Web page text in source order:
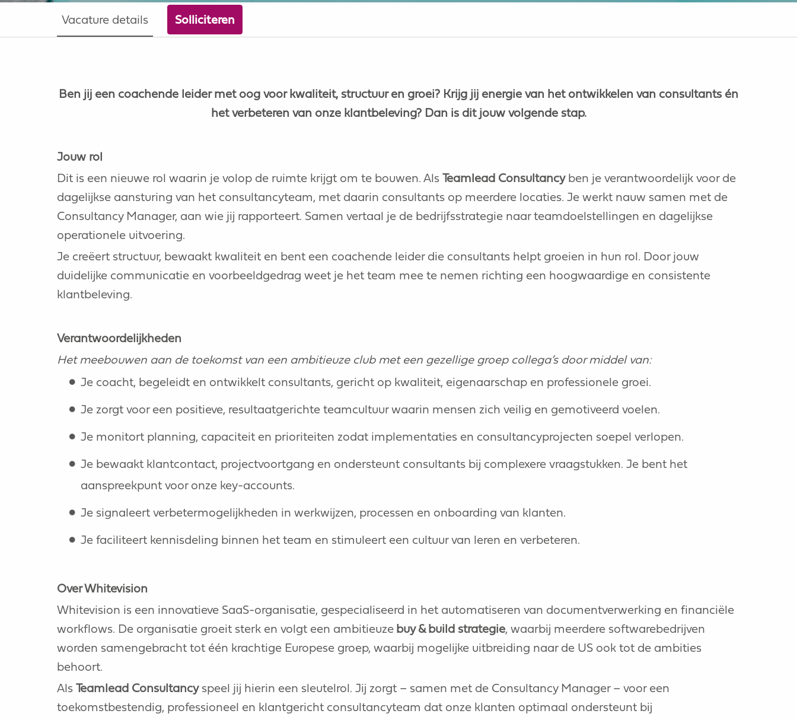
Vacature details Solliciteren
Ben jij een coachende leider met oog voor kwaliteit, structuur en groei? Krijg jij energie van het ontwikkelen van consultants én
het verbeteren van onze klantbeleving? Dan is dit jouw volgende stap.
Jouw rol
Dit is een nieuwe rol waarin je volop de ruimte krijgt om te bouwen. Als Teamlead Consultancyben je verantwoordelijk voor de
dagelijkse aansturing van het consultancyteam, met daarin consultants op meerdere locaties. Je werkt nauw samen met de
Consultancy Manager, aan wie jij rapporteert. Samen vertaal je de bedrijfsstrategie naar teamdoelstellingen en dagelijkse
operationele uitvoering.
Je creëert structuur, bewaakt kwaliteit en bent een coachende leider die consultants helpt groeien in hun rol. Door jouw
duidelijke communicatie en voorbeeldgedrag weet je het team mee te nemen richting een hoogwaardige en consistente
klantbeleving.
Verantwoordelijkheden
Het meebouwen aan de toekomst van een ambitieuze club met een gezellige groep collega’s door middel van:
Je coacht, begeleidt en ontwikkelt consultants, gericht op kwaliteit, eigenaarschap en professionele groei.
Je zorgt voor een positieve, resultaatgerichte teamcultuur waarin mensen zich veilig en gemotiveerd voelen.
Je monitort planning, capaciteit en prioriteiten zodat implementaties en consultancyprojecten soepel verlopen.
Je bewaakt klantcontact, projectvoortgang en ondersteunt consultants bij complexere vraagstukken. Je bent het
aanspreekpunt voor onze key-accounts.
Je signaleert verbetermogelijkheden in werkwijzen, processen en onboarding van klanten.
Je faciliteert kennisdeling binnen het team en stimuleert een cultuur van leren en verbeteren.
Over Whitevision
Whitevision is een innovatieve SaaS-organisatie, gespecialiseerd in het automatiseren van documentverwerking en financiële
workflows. De organisatie groeit sterk en volgt een ambitieuze buy & build strategie, waarbij meerdere softwarebedrijven
worden samengebracht tot één krachtige Europese groep, waarbij mogelijke uitbreiding naar de US ook tot de ambities
behoort.
Als Teamlead Consultancyspeel jij hierin een sleutelrol. Jij zorgt – samen met de Consultancy Manager – voor een
toekomstbestendig, professioneel en klantgericht consultancyteam dat onze klanten optimaal ondersteunt bij